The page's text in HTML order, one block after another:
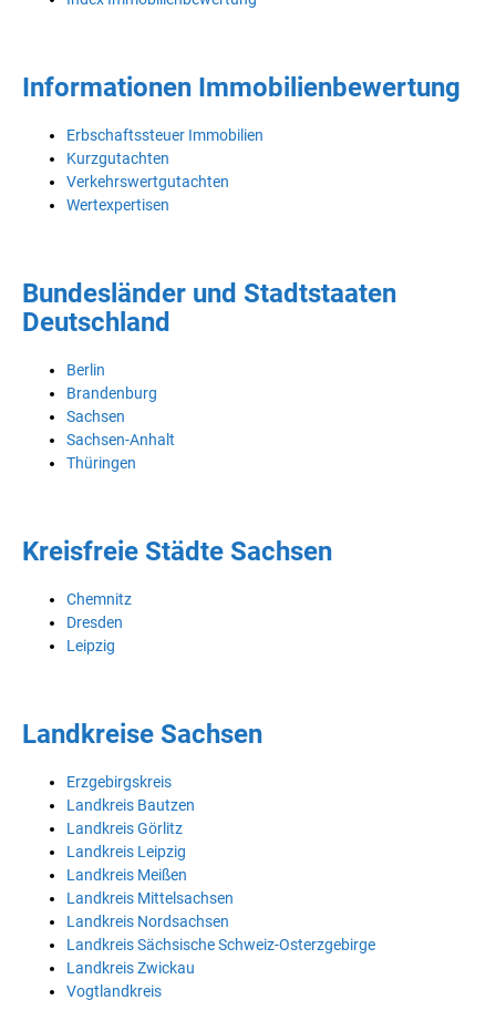
Informationen Immobilienbewertung
Erbschaftssteuer Immobilien
Kurzgutachten
Verkehrswertgutachten
Wertexpertisen
Bundesländer und Stadtstaaten
Deutschland
Berlin
Brandenburg
Sachsen
Sachsen-Anhalt
Thüringen
Kreisfreie Städte Sachsen
Chemnitz
Dresden
Leipzig
Landkreise Sachsen
Erzgebirgskreis
Landkreis Bautzen
Landkreis Görlitz
Landkreis Leipzig
Landkreis Meißen
Landkreis Mittelsachsen
Landkreis Nordsachsen
Landkreis Sächsische Schweiz-Osterzgebirge
Landkreis Zwickau
Vogtlandkreis